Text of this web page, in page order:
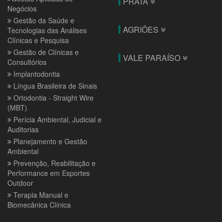
Negócios
Gestão da Saúde e
Tecnologias das Análises
Clínicas e Pesquisa
Gestão de Clínicas e
Consultórios
Implantodontia
Língua Brasileira de Sinais
Ortodontia - Straight Wire
(MBT)
Perícia Ambiental, Judicial e
Auditorias
Planejamento e Gestão
Ambiental
Prevenção, Reabilitação e
Performance em Esportes
Outdoor
Terapia Manual e
Biomecânica Clínica
AGRIÕES
VALE PARAÍSO